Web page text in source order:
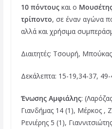
10 πόντουςκαι ο
τρίποντο, σε έναν αγώνα
αλλά και χρήσιμα
Διαιτητές: Τσουρή,
Δεκάλεπτα: 15-19,34-37,
Ένωσης Αμφιάλης:
Γιανδήμας 14 (1), Μέρκος ,
Ρενιέρης 5 (1),